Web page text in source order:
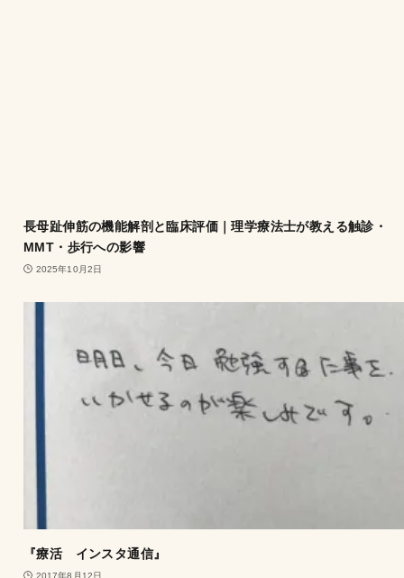
長母趾伸筋の機能解剖と臨床評価｜理学療法士が教える触診・
MMT・歩行への影響
2025年10月2日
『療活 インスタ通信』
2017年8月12日